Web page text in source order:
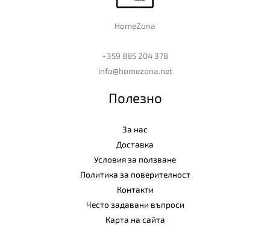
HomeZona
+359 885 204 378
info@homezona.net
Полезно
За нас
Доставка
Условия за ползване
Политика за поверителност
Контакти
Често задавани въпроси
Карта на сайта